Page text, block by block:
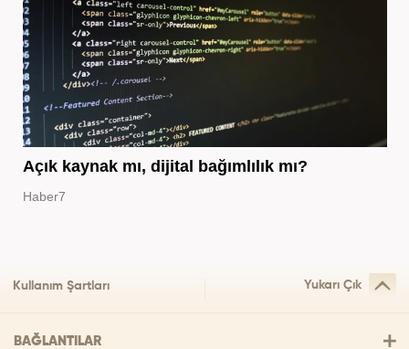
Açık kaynak mı, dijital bağımlılık mı?
Haber7
Kullanım Şartları Yukarı Çık
BAĞLANTILAR